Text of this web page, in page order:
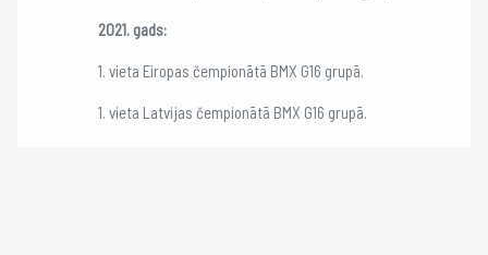
2021. gads:
1. vieta Eiropas čempionātā BMX G16 grupā.
1. vieta Latvijas čempionātā BMX G16 grupā.